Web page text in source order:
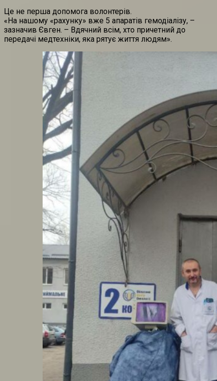
Це не перша допомога волонтерів.
«На нашому «рахунку» вже 5 апаратів гемодіалізу, –
зазначив Євген. – Вдячний всім, хто причетний до
передачі медтехніки, яка рятує життя людям».